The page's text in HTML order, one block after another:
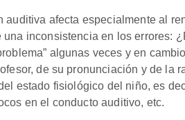
auditiva afecta especialmente al
una inconsistencia en los errores:
algunas veces y en
de su pronunciación y de la
estado fisiológico del niño, es
en el conducto auditivo, etc.